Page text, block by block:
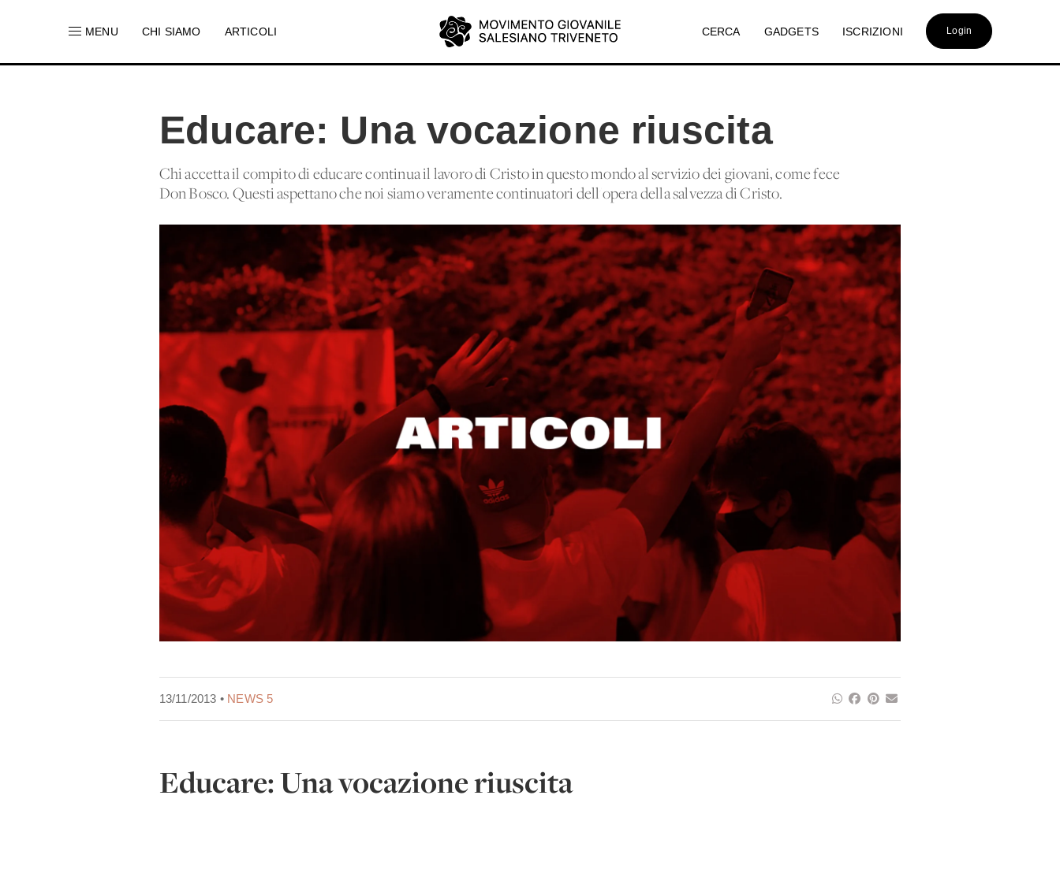
MENU CHI SIAMO ARTICOLI CERCA GADGETS ISCRIZIONI Login
Educare: Una vocazione riuscita
Chi accetta il compito di educare continua il lavoro di Cristo in questo mondo al servizio dei giovani, come fece
Don Bosco. Questi aspettano che noi siamo veramente continuatori dell'opera della salvezza di Cristo.
13/11/2013 • NEWS 5
Educare: Una vocazione riuscita